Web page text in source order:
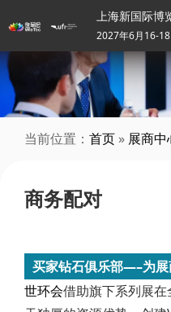
上海新国际博
2027年6月16-18
当前位置： 首页 » 展商中
商务配对
买家钻石俱乐部—–为
世环会借助旗下系列展